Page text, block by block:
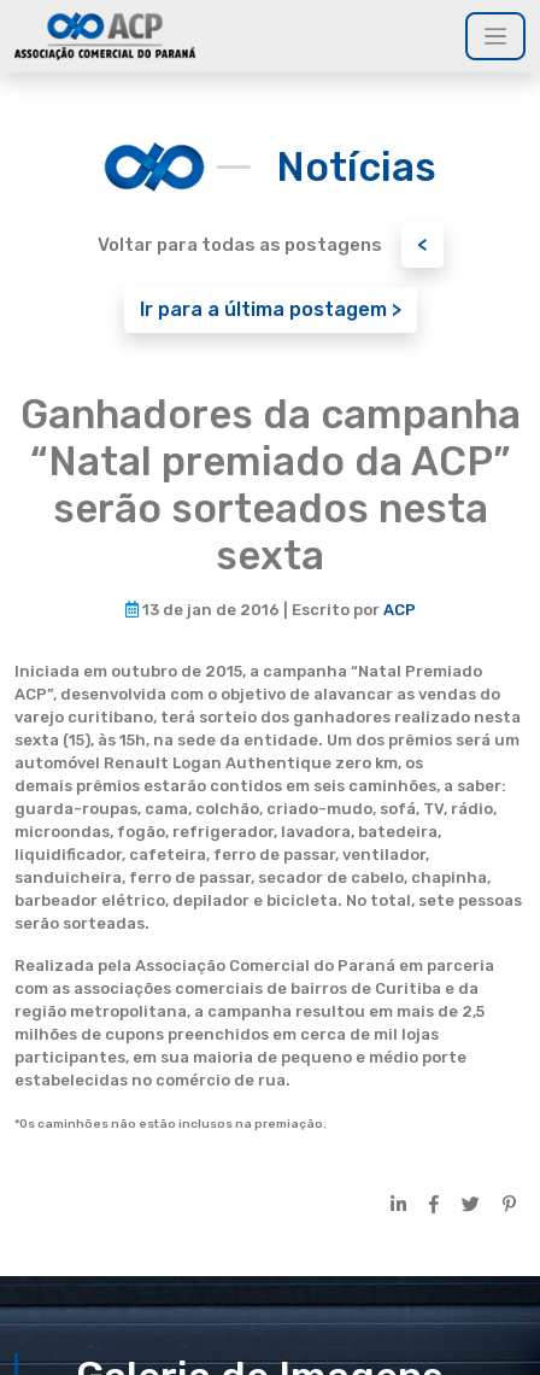
Notícias
Voltar para todas as postagens <
Ir para a última postagem >
Ganhadores da campanha
“Natal premiado da ACP”
serão sorteados nesta
sexta
13 de jan de 2016 | Escrito por ACP
Iniciada em outubro de 2015, a campanha “Natal Premiado
ACP”, desenvolvida com o objetivo de alavancar as vendas do
varejo curitibano, terá sorteio dos ganhadores realizado nesta
sexta (15), às 15h, na sede da entidade. Um dos prêmios será um
automóvel Renault Logan Authentique zero km, os
demais prêmios estarão contidos em seis caminhões, a saber:
guarda-roupas, cama, colchão, criado-mudo, sofá, TV, rádio,
microondas, fogão, refrigerador, lavadora, batedeira,
liquidificador, cafeteira, ferro de passar, ventilador,
sanduicheira, ferro de passar, secador de cabelo, chapinha,
barbeador elétrico, depilador e bicicleta. No total, sete pessoas
serão sorteadas.
Realizada pela Associação Comercial do Paraná em parceria
com as associações comerciais de bairros de Curitiba e da
região metropolitana, a campanha resultou em mais de 2,5
milhões de cupons preenchidos em cerca de mil lojas
participantes, em sua maioria de pequeno e médio porte
estabelecidas no comércio de rua.
*Os caminhões não estão inclusos na premiação.